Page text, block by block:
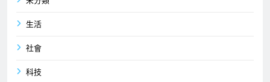
生活
社會
科技